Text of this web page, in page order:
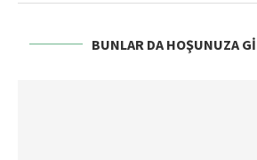
BUNLAR DA HOŞUNUZA